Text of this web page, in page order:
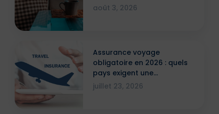
août 3, 2026
Assurance voyage
obligatoire en 2026 : quels
pays exigent une
attestation ?
juillet 23, 2026